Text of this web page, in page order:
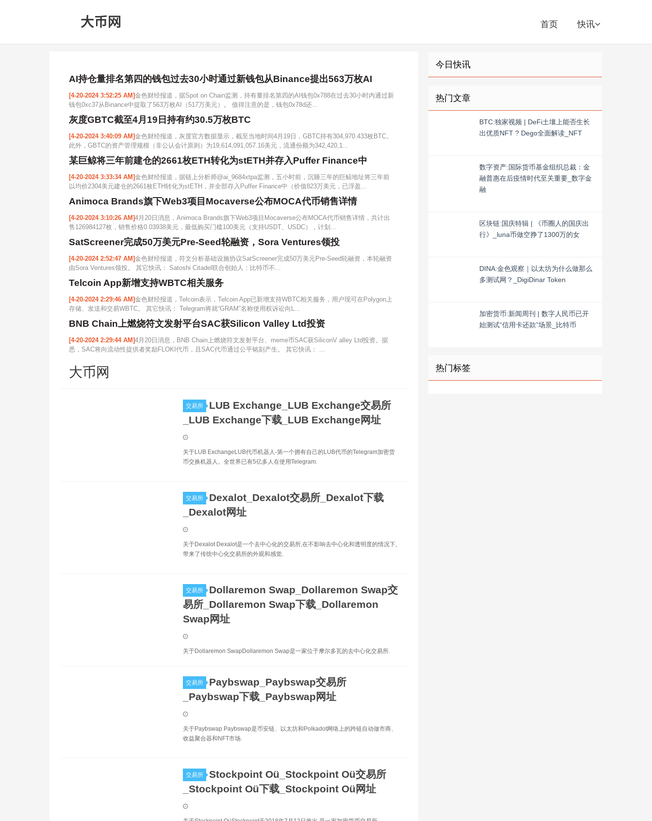
首页 快讯
AI持仓量排名第四的钱包过去30小时通过新钱包从Binance提出563万枚AI
[4-20-2024 3:52:25 AM]金色财经报道，据Spot on Chain监测，持有量排名第四的AI钱包0x788在过去30小时内通过新
钱包0xc37从Binance中提取了563万枚AI（517万美元）。 值得注意的是，钱包0x78d还...
灰度GBTC截至4月19日持有约30.5万枚BTC
[4-20-2024 3:40:09 AM]金色财经报道，灰度官方数据显示，截至当地时间4月19日，GBTC持有304,970.433枚BTC。
此外，GBTC的资产管理规模（非公认会计原则）为19,614,091,057.16美元，流通份额为342,420,1...
某巨鲸将三年前建仓的2661枚ETH转化为stETH并存入Puffer Finance中
[4-20-2024 3:33:34 AM]金色财经报道，据链上分析师@ai_9684xtpa监测，五小时前，沉睡三年的巨鲸地址将三年前
以均价2304美元建仓的2661枚ETH转化为stETH，并全部存入Puffer Finance中（价值823万美元，已浮盈...
Animoca Brands旗下Web3项目Mocaverse公布MOCA代币销售详情
[4-20-2024 3:10:26 AM]4月20日消息，Animoca Brands旗下Web3项目Mocaverse公布MOCA代币销售详情，共计出
售126984127枚，销售价格0.03938美元，最低购买门槛100美元（支持USDT、USDC），计划...
SatScreener完成50万美元Pre-Seed轮融资，Sora Ventures领投
[4-20-2024 2:52:47 AM]金色财经报道，符文分析基础设施协议SatScreener完成50万美元Pre-Seed轮融资，本轮融资
由Sora Ventures领投。 其它快讯： Satoshi Citadel联合创始人：比特币不...
Telcoin App新增支持WBTC相关服务
[4-20-2024 2:29:46 AM]金色财经报道，Telcoin表示，Telcoin App已新增支持WBTC相关服务，用户现可在Polygon上
存储、发送和交易WBTC。 其它快讯： Telegram将就“GRAM”名称使用权诉讼向L...
BNB Chain上燃烧符文发射平台SAC获Silicon Valley Ltd投资
[4-20-2024 2:29:44 AM]4月20日消息，BNB Chain上燃烧符文发射平台、meme币SAC获SiliconV alley Ltd投资。据
悉，SAC将向流动性提供者奖励FLOKI代币，且SAC代币通过公平铭刻产生。 其它快讯： ...
大币网
交易所
LUB Exchange_LUB Exchange交易所
_LUB Exchange下载_LUB Exchange网址
关于LUB ExchangeLUB代币机器人-第一个拥有自己的LUB代币的Telegram加密货
币交换机器人。全世界已有5亿多人在使用Telegram.
交易所
Dexalot_Dexalot交易所_Dexalot下载
_Dexalot网址
关于Dexalot Dexalot是一个去中心化的交易所,在不影响去中心化和透明度的情况下,
带来了传统中心化交易所的外观和感觉.
交易所
Dollaremon Swap_Dollaremon Swap交
易所_Dollaremon Swap下载_Dollaremon
Swap网址
关于Dollaremon SwapDollaremon Swap是一家位于摩尔多瓦的去中心化交易所.
交易所
Paybswap_Paybswap交易所
_Paybswap下载_Paybswap网址
关于Paybswap Paybswap是币安链、以太坊和Polkadot网络上的跨链自动做市商、
收益聚合器和NFT市场.
交易所
Stockpoint Oü_Stockpoint Oü交易所
_Stockpoint Oü下载_Stockpoint Oü网址
今日快讯
热门文章
BTC:独家视频 | DeFi土壤上能否生长
出优质NFT ? Dego全面解读_NFT
数字资产:国际货币基金组织总裁：金
融普惠在后疫情时代至关重要_数字金
融
区块链:国庆特辑 | 《币圈人的国庆出
行》_luna币做空挣了1300万的女
DINA:金色观察｜以太坊为什么做那么
多测试网？_DigiDinar Token
加密货币:新闻周刊 | 数字人民币已开
始测试“信用卡还款”场景_比特币
热门标签